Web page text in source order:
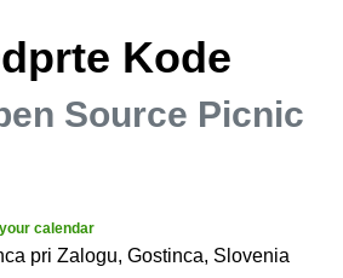
Kode
Source Picnic
calendar
pri Zalogu, Gostinca, Slovenia